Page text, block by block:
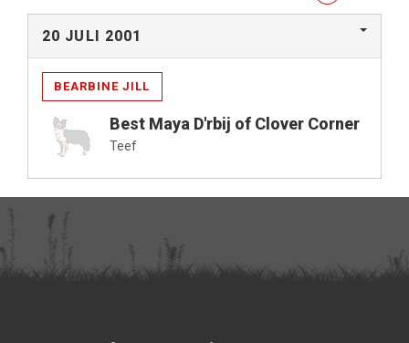
20 JULI 2001
BEARBINE JILL
Best Maya D'rbij of Clover Corner
Teef